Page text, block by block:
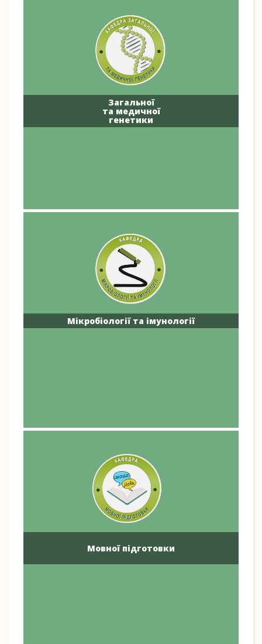
Загальної
та медичної
генетики
Мікробіології та імунології
Мовної підготовки